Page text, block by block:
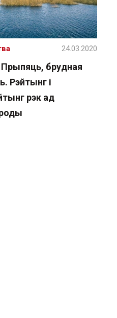
брудная
Рэйтынг і
рэк ад
24.03.2020